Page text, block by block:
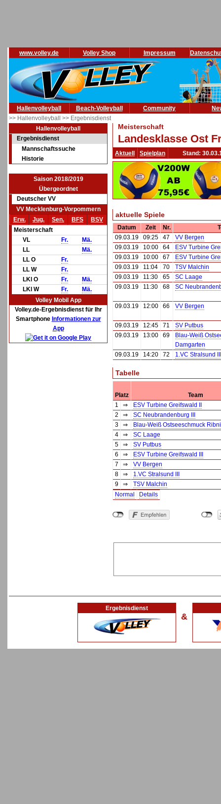
www.volley.de Volley Shop Impressum
Hallenvolleyball Beach-Volleyball Community
>> Hallenvolleyball >> Ergebnisdienst
Hallenvolleyball
Ergebnisdienst
Mannschaftssuche
Historie
Saison 2018/2019
Übergeordnet
Deutscher VV
VV Mecklenburg-Vorpommern
Erw.
Jug. Sen. BFS
BSV
Meisterschaft
VL
Fr.
Mä.
LL
Mä.
LL O
Fr.
LL W
Fr.
LKl O
Fr.
Mä.
LKl W
Fr.
Mä.
Volley Mobil App
Volley.de-Ergebnisdienst für Ihr
Smartphone Informationen zur
App
Meisterschaft
Landesklasse Ost
Aktuell Spielplan Stand:
aktuelle Spiele
Datum Zeit Nr.
09.03.19
09:25 47
VV Bergen
09.03.19
10:00 64
ESV Turbine
09.03.19
10:00 67
ESV Turbine
09.03.19
11:04 70
TSV Malchin
09.03.19
11:30 65
SC Laage
09.03.19
11:30 68 SC
09.03.19 12:00 66 VV Bergen
09.03.19 12:45 71
SV Putbus
09.03.19
13:00 69
Blau-Weiß
Damgarten
09.03.19
14:20 72 1.VC Stralsund III
Tabelle
Platz
Team
1
⇒
ESV Turbine Greifswald II
2
⇒
SC Neubrandenburg III
3
⇒
Blau-Weiß Ostseeschmuck
4
⇒
SC Laage
5
⇒
SV Putbus
6
⇒
ESV Turbine Greifswald III
7
⇒
VV Bergen
8
⇒
1.VC Stralsund III
9
⇒
TSV Malchin
Normal
Details
Ergebnisdienst
&